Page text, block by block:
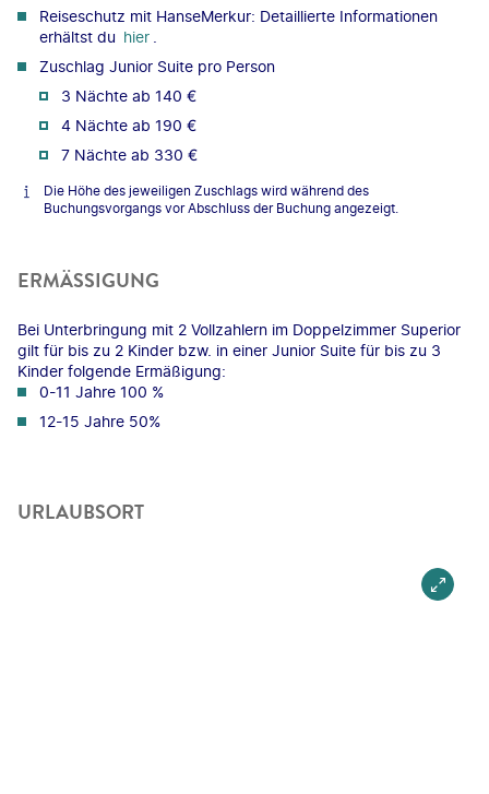
Reiseschutz mit HanseMerkur: Detaillierte Informationen
erhältst du hier
Zuschlag Junior Suite pro Person
3 Nächte ab 140 €
4 Nächte ab 190 €
7 Nächte ab 330 €
Die Höhe des jeweiligen Zuschlags wird während des
Buchungsvorgangs vor Abschluss der Buchung angezeigt.
ERMÄSSIGUNG
Bei Unterbringung mit 2 Vollzahlern im Doppelzimmer Superior
gilt für bis zu 2 Kinder bzw. in einer Junior Suite für bis zu 3
Kinder folgende Ermäßigung:
0-11 Jahre 100 %
12-15 Jahre 50%
URLAUBSORT